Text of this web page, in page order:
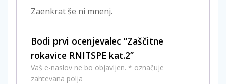
Zaenkrat še ni mnenj.
Bodi prvi ocenjevalec “Zaščitne
rokavice RNITSPE kat.2”
Vaš e-naslov ne bo objavljen. * označuje
zahtevana polja